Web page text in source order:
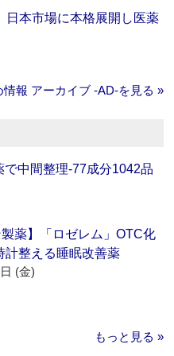
日本市場に本格展開し医薬
情報 アーカイブ ‐AD‐を見る »
で中間整理‐77成分1042品
製薬】「ロゼレム」OTC化
計整える睡眠改善薬
(金)
もっと見る »